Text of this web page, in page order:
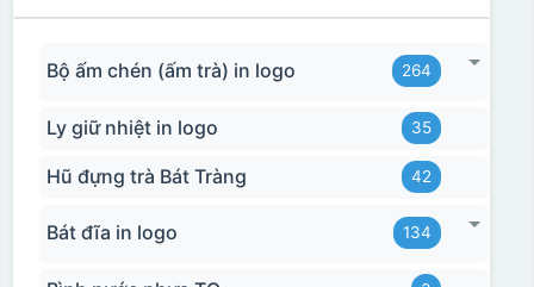
Hộp xi ly sứ
Bộ ấm chén (ấm trà) in logo 264
Ly giữ nhiệt in logo 35
Hũ đựng trà Bát Tràng 42
Bát đĩa in logo 134